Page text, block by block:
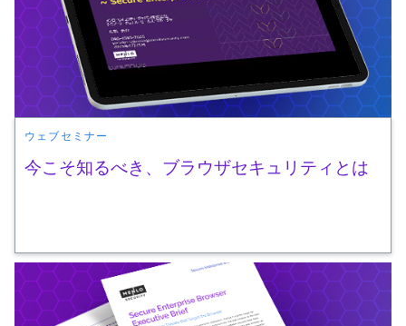
ウェブセミナー
今こそ知るべき、ブラウザセキュリティとは